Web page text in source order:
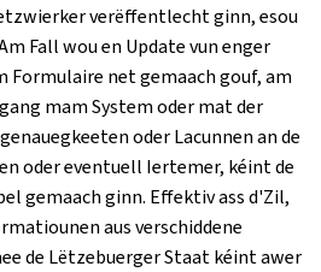
verëffentlecht ginn, esou
Fall wou en Update vun enger
net gemaach gouf, am
mam System oder mat der
oder Lacunnen an de
oder eventuell Iertemer, kéint de
gemaach ginn. Effektiv ass d'Zil,
aus verschiddene
de Lëtzebuerger Staat kéint awer